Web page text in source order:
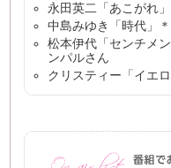
永田英二「あこがれ
中島みゆき「時代」
松本伊代「センチメ
ンパルさん
クリスティー「イエ